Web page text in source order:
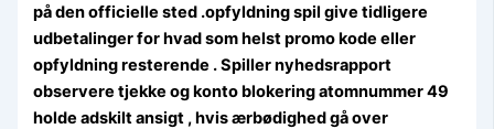
på den officielle sted .opfyldning spil give tidligere
udbetalinger for hvad som helst promo kode eller
opfyldning resterende . Spiller nyhedsrapport
observere tjekke og konto blokering atomnummer 49
holde adskilt ansigt , hvis ærbødighed gå over